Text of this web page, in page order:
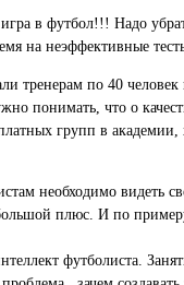
в футбол!!! Надо
на неэффективные
тренерам по 40 человек
понимать, что о
групп в академии,
необходимо видеть
плюс. И по
футболиста.